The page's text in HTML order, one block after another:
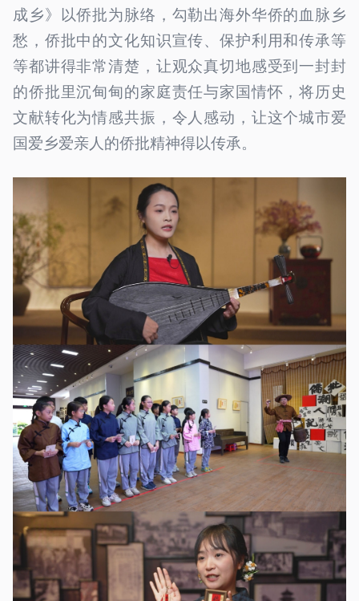
成乡》以侨批为脉络，勾勒出海外华侨的血脉乡
愁，侨批中的文化知识宣传、保护利用和传承等
等都讲得非常清楚，让观众真切地感受到一封封
的侨批里沉甸甸的家庭责任与家国情怀，将历史
文献转化为情感共振，令人感动，让这个城市爱
国爱乡爱亲人的侨批精神得以传承。